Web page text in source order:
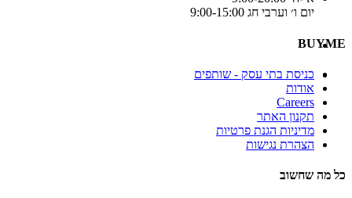
יום ו׳ וערבי חג 9:00-15:00
BUYME
כניסת בתי עסק - שותפים
אודות
Careers
תקנון האתר
מדיניות הגנת פרטיות
הצהרת נגישות
כל מה שחשוב